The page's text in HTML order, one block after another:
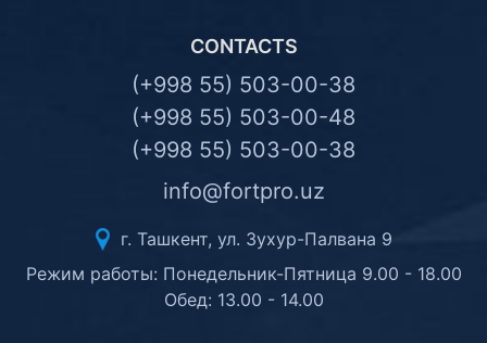
CONTACTS
(+998 55) 503-00-38
(+998 55) 503-00-48
(+998 55) 503-00-38
info@fortpro.uz
г. Ташкент, ул. Зухур-Палвана 9
Режим работы: Понедельник-Пятница 9.00 - 18.00
Обед: 13.00 - 14.00